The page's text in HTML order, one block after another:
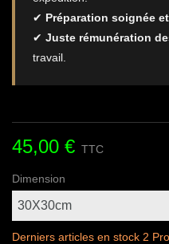
✔ Préparation soignée
✔ Juste rémunération
travail.
45,00 € TTC
Dimension
Derniers articles en stock 2